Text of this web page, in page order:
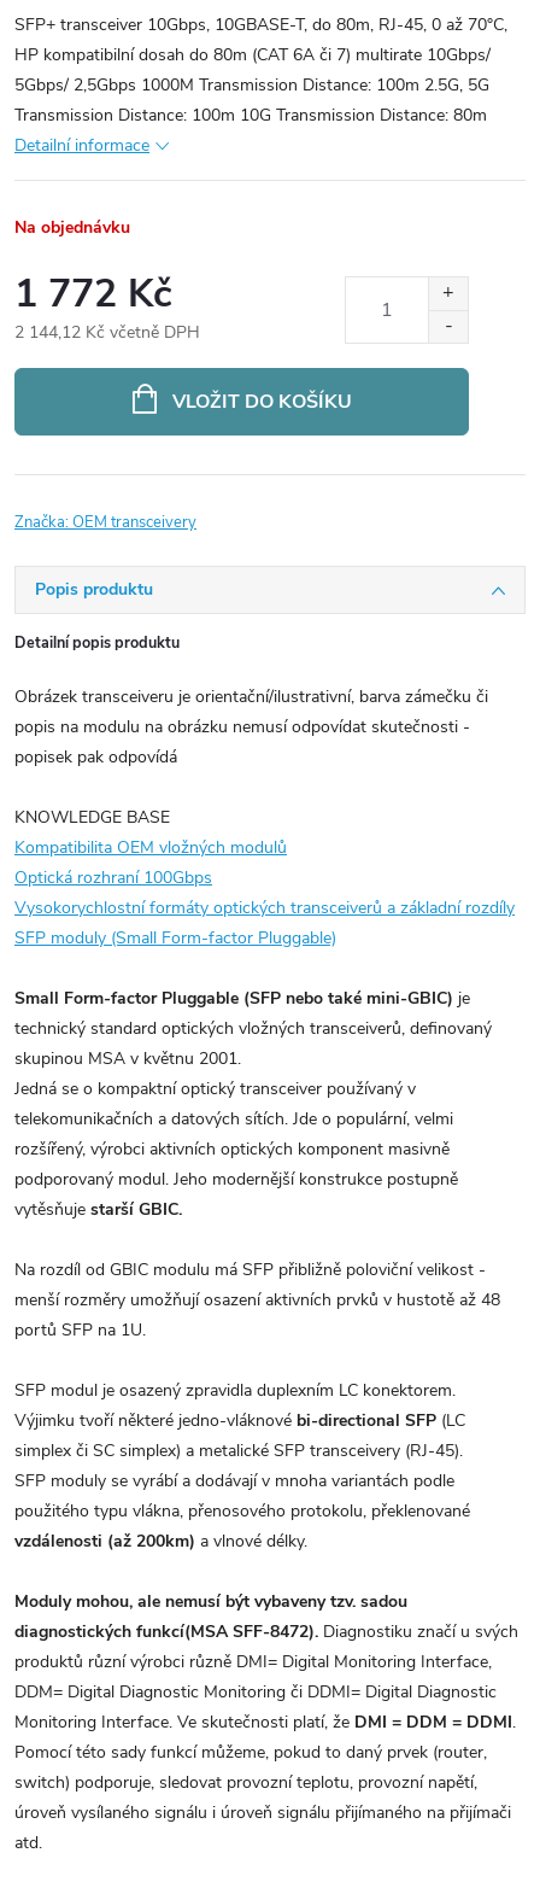
SFP+ transceiver 10Gbps, 10GBASE-T, do 80m, RJ-45, 0 až 70°C,
HP kompatibilní dosah do 80m (CAT 6A či 7) multirate 10Gbps/
5Gbps/ 2,5Gbps 1000M Transmission Distance: 100m 2.5G, 5G
Transmission Distance: 100m 10G Transmission Distance: 80m
Detailní informace
Na objednávku
1 772 Kč
2 144,12 Kč včetně DPH
VLOŽIT DO KOŠÍKU
Značka:OEM transceivery
Popis produktu
Detailní popis produktu
Obrázek transceiveru je orientační/ilustrativní, barva zámečku či
popis na modulu na obrázku nemusí odpovídat skutečnosti -
popisek pak odpovídá
KNOWLEDGE BASE
Kompatibilita OEM vložných modulů
Optická rozhraní 100Gbps
Vysokorychlostní formáty optických transceiverů a základní rozdíly
SFP moduly (Small Form-factor Pluggable)
Small Form-factor Pluggable (SFP nebo také mini-GBIC) je
technický standard optických vložných transceiverů, definovaný
skupinou MSA v květnu 2001.
Jedná se o kompaktní optický transceiver používaný v
telekomunikačních a datových sítích. Jde o populární, velmi
rozšířený, výrobci aktivních optických komponent masivně
podporovaný modul. Jeho modernější konstrukce postupně
vytěsňuje starší GBIC.
Na rozdíl od GBIC modulu má SFP přibližně poloviční velikost -
menší rozměry umožňují osazení aktivních prvků v hustotě až 48
portů SFP na 1U.
SFP modul je osazený zpravidla duplexním LC konektorem.
Výjimku tvoří některé jedno-vláknové bi-directional SFP (LC
simplex či SC simplex) a metalické SFP transceivery (RJ-45).
SFP moduly se vyrábí a dodávají v mnoha variantách podle
použitého typu vlákna, přenosového protokolu, překlenované
vzdálenosti (až 200km) a vlnové délky.
Moduly mohou, ale nemusí být vybaveny tzv. sadou
diagnostických funkcí(MSA SFF-8472). Diagnostiku značí u svých
produktů různí výrobci různě DMI= Digital Monitoring Interface,
DDM= Digital Diagnostic Monitoring či DDMI= Digital Diagnostic
Monitoring Interface. Ve skutečnosti platí, že DMI = DDM = DDMI.
Pomocí této sady funkcí můžeme, pokud to daný prvek (router,
switch) podporuje, sledovat provozní teplotu, provozní napětí,
úroveň vysílaného signálu i úroveň signálu přijímaného na přijímači
atd.